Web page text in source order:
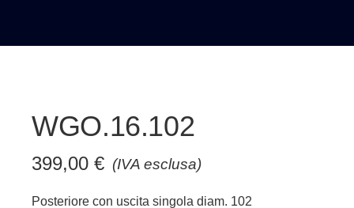
WGO.16.102
(IVA esclusa)
399,00 €
Posteriore con uscita singola diam. 102